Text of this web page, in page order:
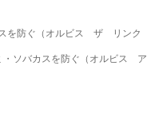
を防ぐ（オルビス ザ リンク
・ソバカスを防ぐ（オルビス ア